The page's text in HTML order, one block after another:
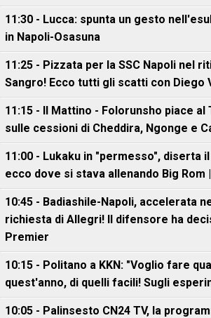
11:30 - Lucca: spunta un gesto
in Napoli-Osasuna
11:25 - Pizzata per la SSC Napoli nel
Sangro! Ecco tutti gli scatti con Diego
11:15 - Il Mattino - Folorunsho piace al
sulle cessioni di Cheddira, Ngonge e
11:00 - Lukaku in "permesso", diserta
ecco dove si stava allenando Big Rom |
10:45 - Badiashile-Napoli, accelerata
richiesta di Allegri! Il difensore ha
Premier
10:15 - Politano a KKN: "Voglio fare
quest'anno, di quelli facili! Sugli
10:05 - Palinsesto CN24 TV, la